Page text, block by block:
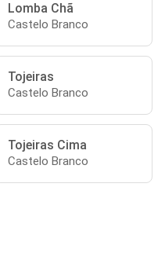
Lomba Chã
Castelo Branco
Tojeiras
Castelo Branco
Tojeiras Cima
Castelo Branco